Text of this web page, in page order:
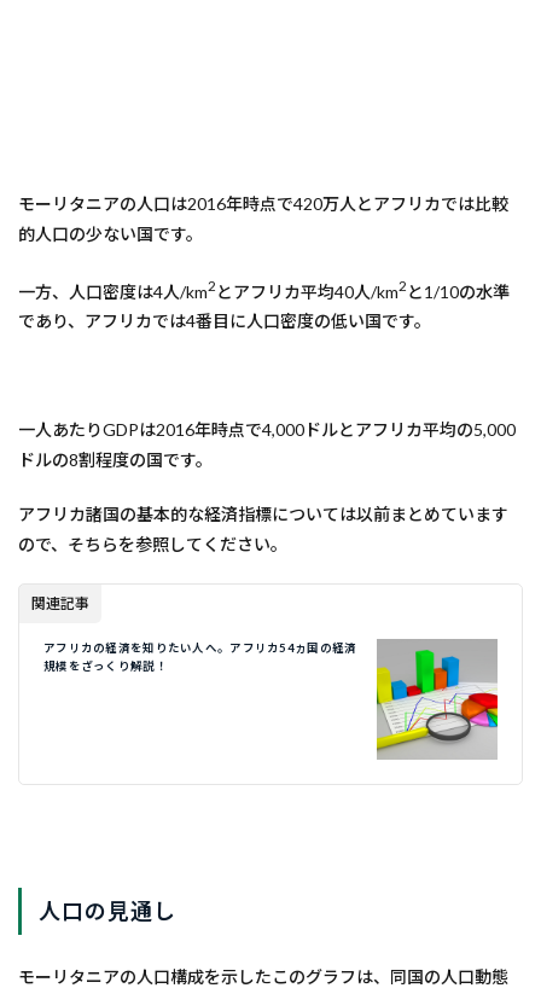
モーリタニアの人口は2016年時点で420万人とアフリカでは比較
的人口の少ない国です。
一方、人口密度は4人/km2 とアフリカ平均40人/km2 と1/10の水準
であり、アフリカでは4番目に人口密度の低い国です。
一人あたりGDPは2016年時点で4,000ドルとアフリカ平均の5,000
ドルの8割程度の国です。
アフリカ諸国の基本的な経済指標については以前まとめています
ので、そちらを参照してください。
関連記事
アフリカの経済を知りたい人へ。アフリカ54ヵ国の経済
規模をざっくり解説！
人口の見通し
モーリタニアの人口構成を示したこのグラフは、同国の人口動態